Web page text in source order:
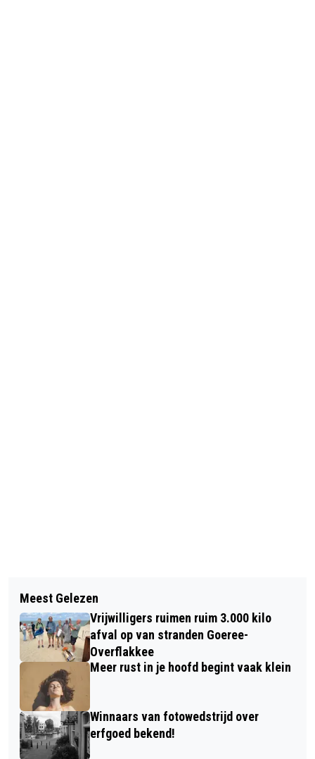
BIJNA ÉÉN OP DE VIJF
NEDERLANDERS ERVAART WEKELIJKS
KEUKENSTRESS
KONINKLIJKE ONDERSCHEIDING VOOR
MONIQUE SWEEP
Meest Gelezen
Vrijwilligers ruimen ruim 3.000 kilo
afval op van stranden Goeree-
Overflakkee
Meer rust in je hoofd begint vaak klein
Winnaars van fotowedstrijd over
erfgoed bekend!